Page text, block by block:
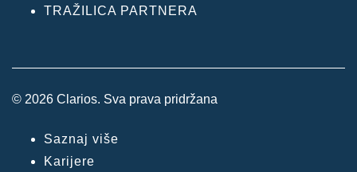
TRAŽILICA PARTNERA
© 2026 Clarios. Sva prava pridržana
Saznaj više
Karijere